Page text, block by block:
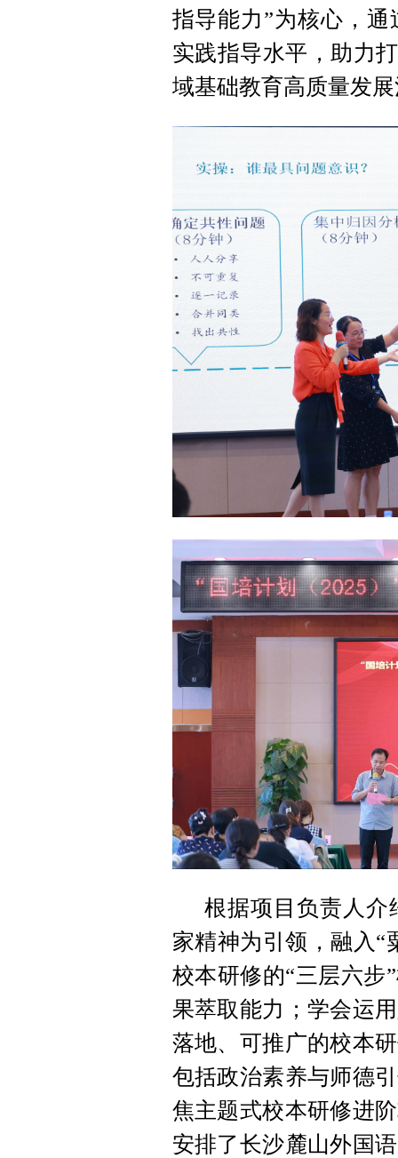
指导能力”为核心，
实践指导水平，助力
域基础教育高质量发
根据项目负责人介
家精神为引领，融入“
校本研修的“三层六步
果萃取能力；学会运
落地、可推广的校本
包括政治素养与师德
焦主题式校本研修进
安排了长沙麓山外国